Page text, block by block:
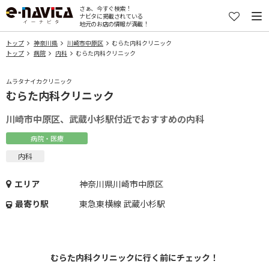
さぁ、今すぐ検索！
ナビタに掲載されている
地元のお店の情報が満載！
トップ 神奈川県 川崎市中原区
むらた内科クリニック
トップ
病院 内科 むらた内科クリニック
ムラタナイカクリニック
むらた内科クリニック
川崎市中原区、武蔵小杉駅付近でおすすめの内科
病院・医療
内科
エリア
神奈川県川崎市中原区
最寄り駅
東急東横線 武蔵小杉駅
むらた内科クリニックに行く前にチェック！